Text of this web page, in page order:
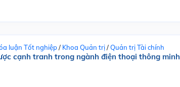
luận Tốt nghiệp/ Khoa Quản trị/Quản trị Tài chính
cạnh tranh trong ngành điện thoại thông minh